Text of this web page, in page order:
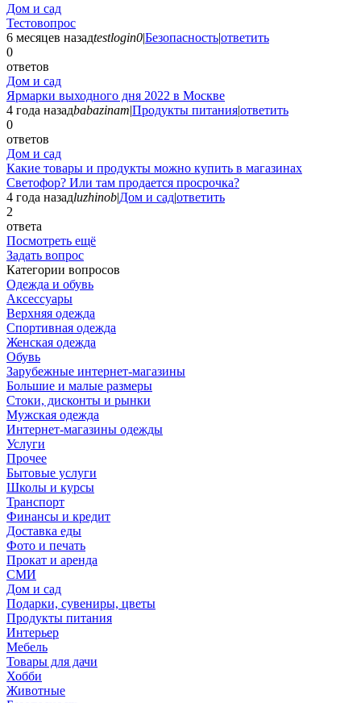
Дом и сад
Тестовопрос
6 месяцев назадtestlogin0|Безопасность|ответить
0
ответов
Дом и сад
Ярмарки выходного дня 2022 в Москве
4 года назадbabazinam|Продукты питания|ответить
0
ответов
Дом и сад
Какие товары и продукты можно купить в магазинах
Светофор? Или там продается просрочка?
4 года назадluzhinob|Дом и сад|ответить
2
ответа
Посмотреть ещё
Задать вопрос
Категории вопросов
Одежда и обувь
Аксессуары
Верхняя одежда
Спортивная одежда
Женская одежда
Обувь
Зарубежные интернет-магазины
Большие и малые размеры
Стоки, дисконты и рынки
Мужская одежда
Интернет-магазины одежды
Услуги
Прочее
Бытовые услуги
Школы и курсы
Транспорт
Финансы и кредит
Доставка еды
Фото и печать
Прокат и аренда
СМИ
Дом и сад
Подарки, сувениры, цветы
Продукты питания
Интерьер
Мебель
Товары для дачи
Хобби
Животные